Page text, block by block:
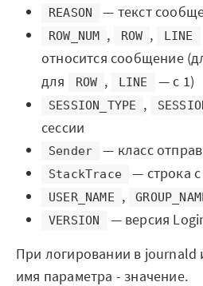
Марафоны
Генеральная уборка
Рецепт
На высоту
О компании
Контакты
Поддержка
Обратная связь
REASON — текст
ROW_NUM , ROW , LINE
относится сообщение
для
ROW , LINE — с 1)
SESSION_TYPE ,
сессии
Sender — класс
StackTrace — строка
USER_NAME ,
VERSION
— версия
При логировании в journald
имя параметра - значение.